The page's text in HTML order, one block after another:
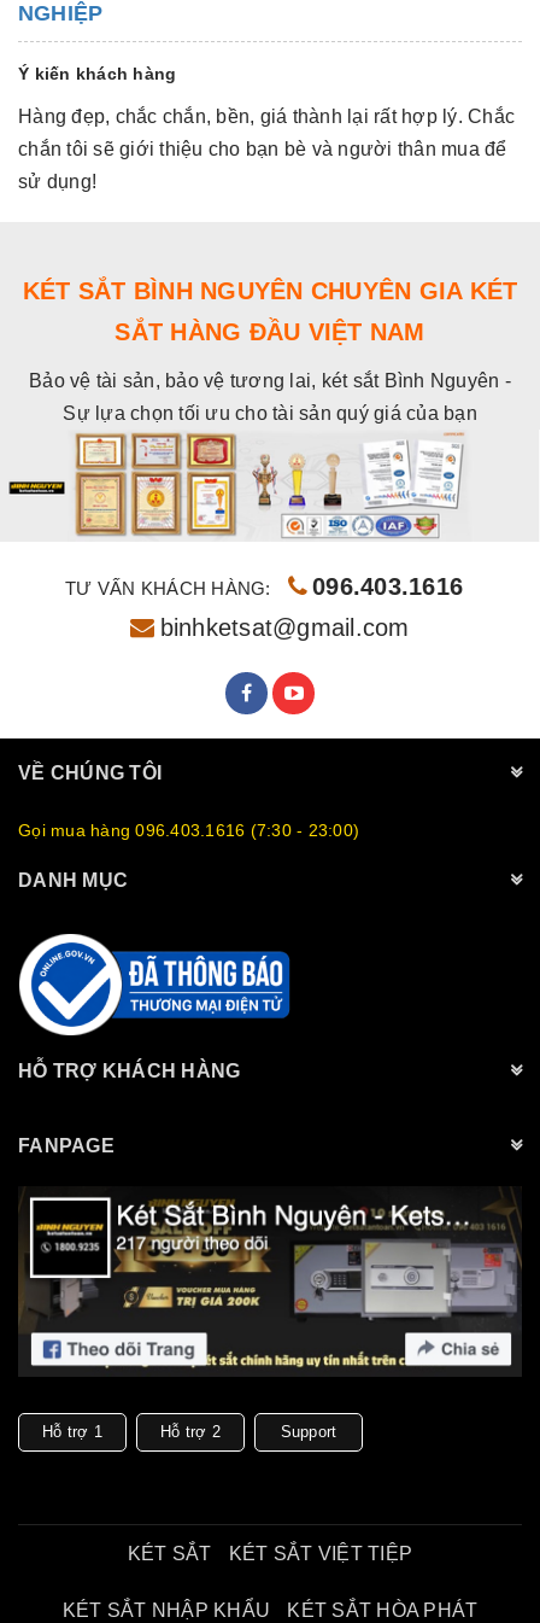
NGHIỆP
Ý kiến khách hàng
Hàng đẹp, chắc chắn, bền, giá thành lại rất hợp lý. Chắc
chắn tôi sẽ giới thiệu cho bạn bè và người thân mua để
sử dụng!
KÉT SẮT BÌNH NGUYÊN CHUYÊN GIA KÉT
SẮT HÀNG ĐẦU VIỆT NAM
Bảo vệ tài sản, bảo vệ tương lai, két sắt Bình Nguyên -
Sự lựa chọn tối ưu cho tài sản quý giá của bạn
TƯ VẤN KHÁCH HÀNG:
096.403.1616
binhketsat@gmail.com
VỀ CHÚNG TÔI
Gọi mua hàng 096.403.1616 (7:30 - 23:00)
DANH MỤC
HỖ TRỢ KHÁCH HÀNG
FANPAGE
Hỗ trợ 1 Hỗ trợ 2 Support
KÉT SẮT KÉT SẮT VIỆT TIỆP
KÉT SẮT NHẬP KHẨU KÉT SẮT HÒA PHÁT